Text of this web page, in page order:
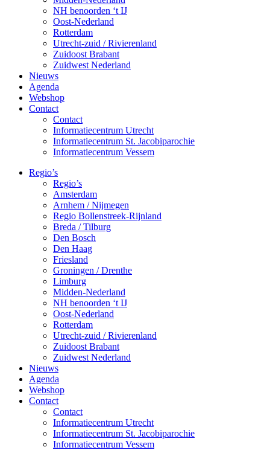
NH benoorden ‘t IJ
Oost-Nederland
Rotterdam
Utrecht-zuid / Rivierenland
Zuidoost Brabant
Zuidwest Nederland
Nieuws
Agenda
Webshop
Contact
Contact
Informatiecentrum Utrecht
Informatiecentrum St. Jacobiparochie
Informatiecentrum Vessem
Regio’s
Regio’s
Amsterdam
Arnhem / Nijmegen
Regio Bollenstreek-Rijnland
Breda / Tilburg
Den Bosch
Den Haag
Friesland
Groningen / Drenthe
Limburg
Midden-Nederland
NH benoorden ‘t IJ
Oost-Nederland
Rotterdam
Utrecht-zuid / Rivierenland
Zuidoost Brabant
Zuidwest Nederland
Nieuws
Agenda
Webshop
Contact
Contact
Informatiecentrum Utrecht
Informatiecentrum St. Jacobiparochie
Informatiecentrum Vessem